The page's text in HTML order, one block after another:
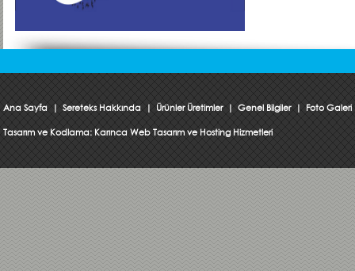
Ana Sayfa | Sereteks Hakkında | Ürünler Üretimler| Genel Bilgiler| Foto Galeri
Tasarım ve Kodlama: Karınca Web Tasarım ve Hosting Hizmetleri